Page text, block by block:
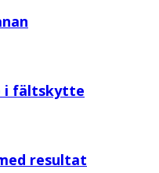
i fältskytte
resultat